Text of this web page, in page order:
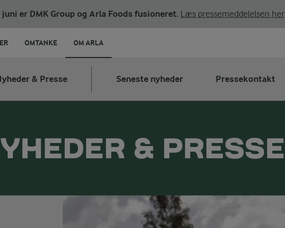
juni er DMK Group og Arla Foods fusioneret. Læs pressemeddelelsen her
OMTANKE OM ARLA
& Presse Seneste nyheder Pressekontakt
& PRESSE